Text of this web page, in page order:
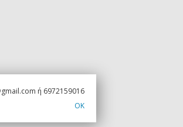
ή 6972159016
OK